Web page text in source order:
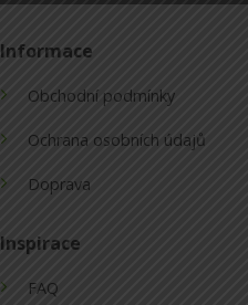
Informace
Obchodní podmínky
Ochrana osobních údajů
Doprava
Inspirace
FAQ